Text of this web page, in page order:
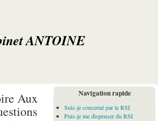
ANTOINE
Navigation rapide
Suis-je concerné par le RSI
Puis-je me dispenser du RSI
Aux